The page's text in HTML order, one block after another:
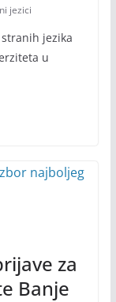
jezici
jezika
u
za
Banje